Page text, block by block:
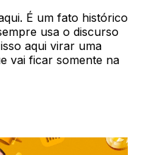
É um fato histórico
usa o discurso
aqui virar uma
vai ficar somente na